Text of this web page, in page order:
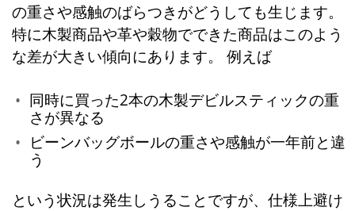
の重さや感触のばらつきがどうしても生じます。
特に木製商品や革や穀物でできた商品はこのよう
な差が大きい傾向にあります。 例えば
同時に買った2本の木製デビルスティックの重
さが異なる
ビーンバッグボールの重さや感触が一年前と違
う
という状況は発生しうることですが、仕様上避け